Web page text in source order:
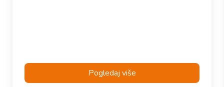
Pogledaj više